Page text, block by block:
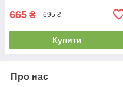
665 ₴ 695 ₴
Купити
Про нас